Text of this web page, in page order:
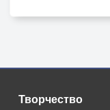
Творчество